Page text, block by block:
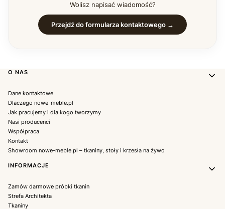
Wolisz napisać wiadomość?
Przejdź do formularza kontaktowego →
Linki w stopce
O NAS
Dane kontaktowe
Dlaczego nowe-meble.pl
Jak pracujemy i dla kogo tworzymy
Nasi producenci
Współpraca
Kontakt
Showroom nowe-meble.pl – tkaniny, stoły i krzesła na żywo
INFORMACJE
Zamów darmowe próbki tkanin
Strefa Architekta
Tkaniny